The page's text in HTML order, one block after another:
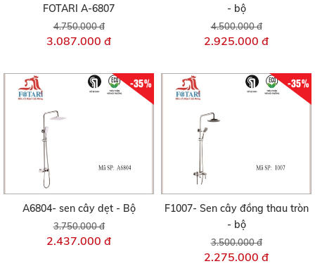
FOTARI A-6807
4.750.000 đ
3.087.000 đ
- bộ
4.500.000 đ
2.925.000 đ
-35%
A6804- sen cây dẹt - Bộ
3.750.000 đ
2.437.000 đ
-35%
F1007- Sen cây đồng thau tròn
- bộ
3.500.000 đ
2.275.000 đ